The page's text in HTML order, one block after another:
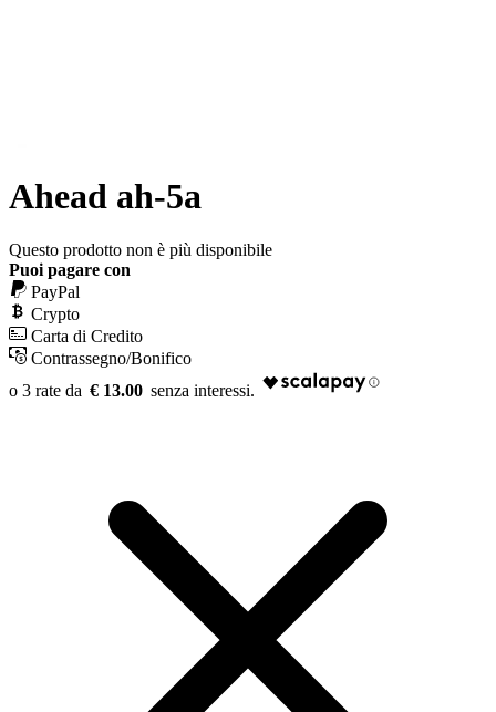
Ahead ah-5a
Questo prodotto non è più disponibile
Puoi pagare con
PayPal
Crypto
Carta di Credito
Contrassegno/Bonifico
€ 13.00